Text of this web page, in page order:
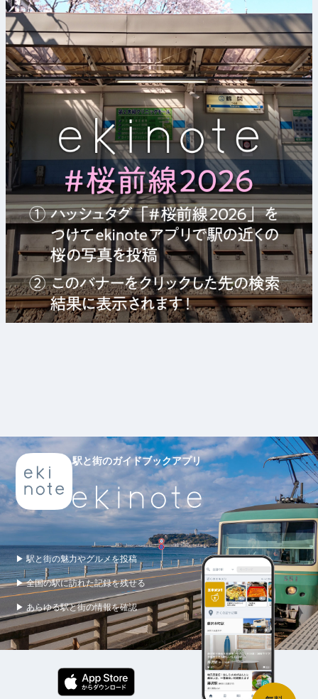
駅と街のガイドブックアプリ
▶ 駅と街の魅力やグルメを投稿
▶ 全国の駅に訪れた記録を残せる
▶ あらゆる駅と街の情報を確認